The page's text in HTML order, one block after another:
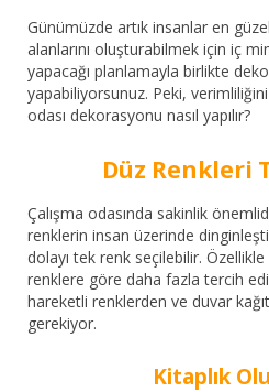
Günümüzde artık insanlar en
alanlarını oluşturabilmek için iç
yapacağı planlamayla birlikte
yapabiliyorsunuz. Peki,
odası dekorasyonu nasıl yapılır?
Düz Renkleri
Çalışma odasında sakinlik
renklerin insan üzerinde
dolayı tek renk seçilebilir.
renklere göre daha fazla tercih
hareketli renklerden ve duvar
gerekiyor.
Kitaplık